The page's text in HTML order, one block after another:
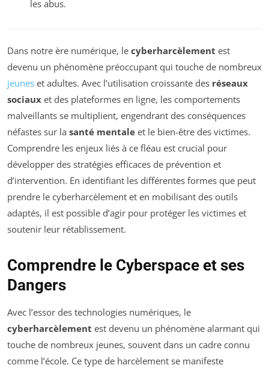
les abus.
Dans notre ère numérique, le cyberharcèlement est
devenu un phénomène préoccupant qui touche de nombreux
jeunes et adultes. Avec l’utilisation croissante des réseaux
sociaux et des plateformes en ligne, les comportements
malveillants se multiplient, engendrant des conséquences
néfastes sur la santé mentale et le bien-être des victimes.
Comprendre les enjeux liés à ce fléau est crucial pour
développer des stratégies efficaces de prévention et
d’intervention. En identifiant les différentes formes que peut
prendre le cyberharcèlement et en mobilisant des outils
adaptés, il est possible d’agir pour protéger les victimes et
soutenir leur rétablissement.
Comprendre le Cyberspace et ses
Dangers
Avec l’essor des technologies numériques, le
cyberharcèlement est devenu un phénomène alarmant qui
touche de nombreux jeunes, souvent dans un cadre connu
comme l’école. Ce type de harcèlement se manifeste